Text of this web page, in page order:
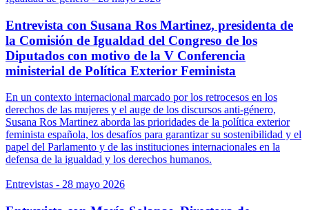
Entrevista con Susana Ros Martinez, presidenta de
la Comisión de Igualdad del Congreso de los
Diputados con motivo de la V Conferencia
ministerial de Política Exterior Feminista
En un contexto internacional marcado por los retrocesos en los
derechos de las mujeres y el auge de los discursos anti-género,
Susana Ros Martinez aborda las prioridades de la política exterior
feminista española, los desafíos para garantizar su sostenibilidad y el
papel del Parlamento y de las instituciones internacionales en la
defensa de la igualdad y los derechos humanos.
Entrevistas - 28 mayo 2026